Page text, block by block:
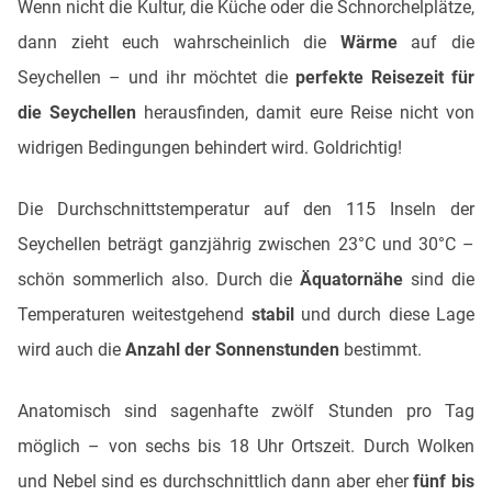
Wenn nicht die Kultur, die Küche oder die Schnorchelplätze,
dann zieht euch wahrscheinlich die Wärmeauf die
Seychellen – und ihr möchtet die perfekte Reisezeit für
die Seychellen herausfinden, damit eure Reise nicht von
widrigen Bedingungen behindert wird. Goldrichtig!
Die Durchschnittstemperatur auf den 115 Inseln der
Seychellen beträgt ganzjährig zwischen 23°C und 30°C –
schön sommerlich also. Durch dieÄquatornähe sind die
Temperaturen weitestgehend stabilund durch diese Lage
wird auch die Anzahl der Sonnenstunden bestimmt.
Anatomisch sind sagenhafte zwölf Stunden pro Tag
möglich – von sechs bis 18 Uhr Ortszeit. Durch Wolken
und Nebel sind es durchschnittlich dann aber eherfünf bis